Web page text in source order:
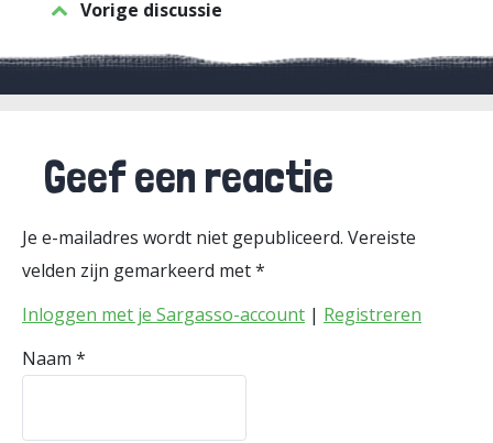
Vorige discussie
Geef een reactie
Je e-mailadres wordt niet gepubliceerd. Vereiste
velden zijn gemarkeerd met*
Inloggen met je Sargasso-account | Registreren
Naam *